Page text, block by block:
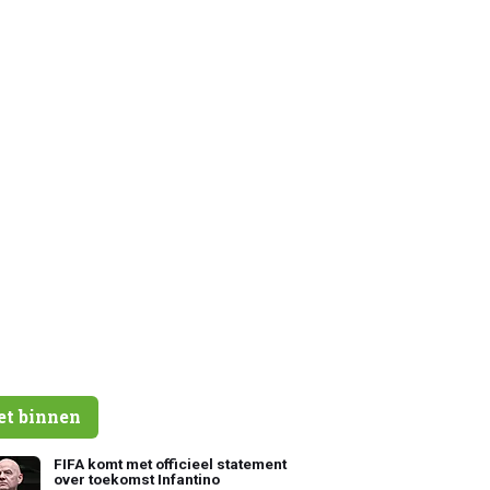
binnen
FIFA komt met officieel statement
over toekomst Infantino